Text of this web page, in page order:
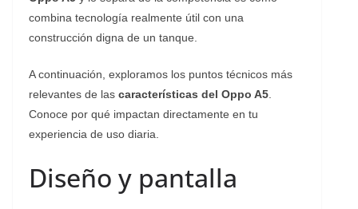
combina tecnología realmente útil con una
construcción digna de un tanque.
A continuación, exploramos los puntos técnicos más
relevantes de las características del Oppo A5
Conoce por qué impactan directamente en tu
experiencia de uso diaria.
Diseño y pantalla